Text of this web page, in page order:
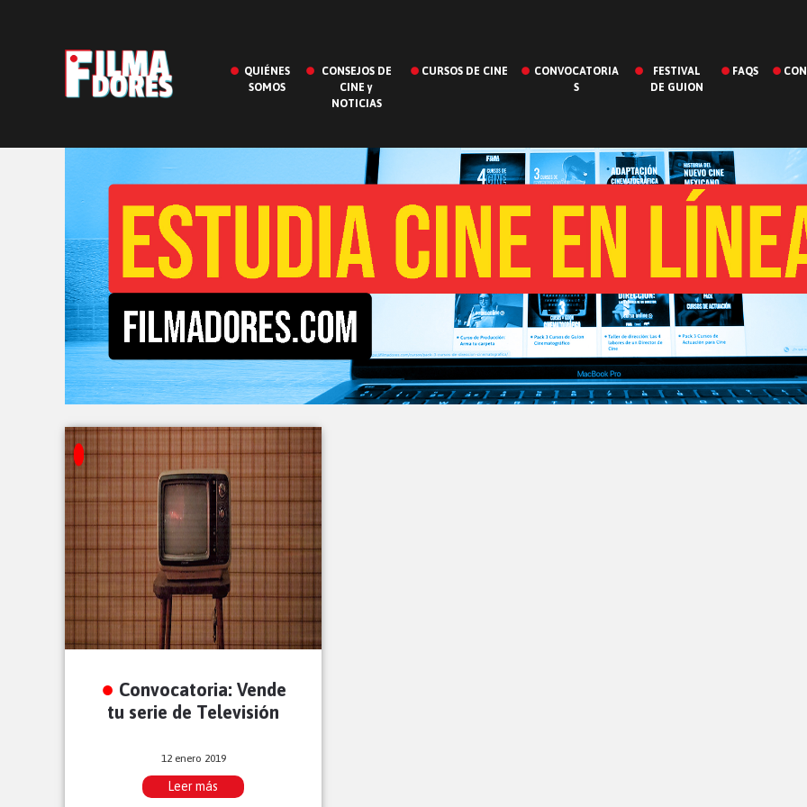
QUIÉNES
SOMOS
CONSEJOS DE
CINE y
NOTICIAS
CURSOS DE CINE
CONVOCATORIA
S
FESTIVAL
DE GUION
FAQS
Convocatoria: Vende
tu serie de Televisión
12 enero 2019
Leer más